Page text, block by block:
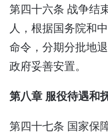
第四十六条 战争结
人，根据国务院和
命令，分期分批地
政府妥善安置。
第八章 服役待遇和
第四十七条 国家保